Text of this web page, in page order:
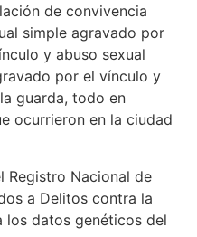
de convivencia
simple agravado por
y abuso sexual
por el vínculo y
guarda, todo en
ocurrieron en la ciudad
Registro Nacional de
a Delitos contra la
los datos genéticos del